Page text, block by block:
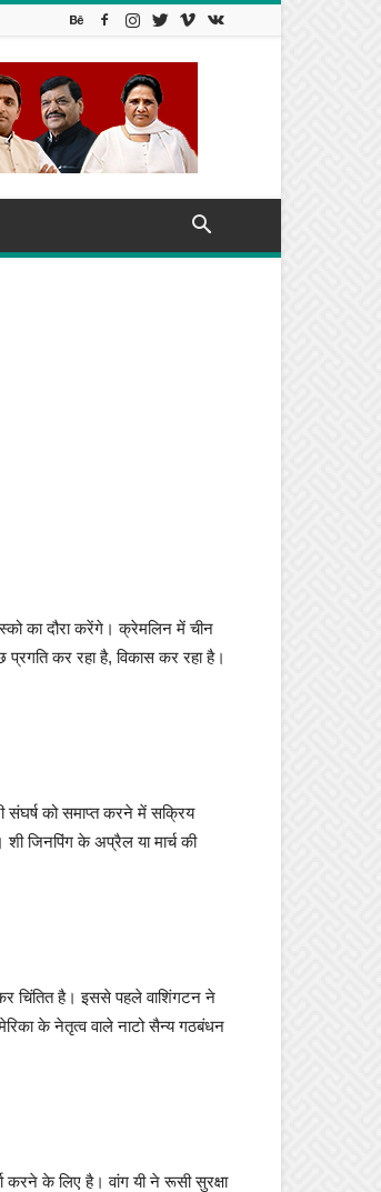
का दौरा करेंगे। क्रेमलिन में चीन
प्रगति कर रहा है, विकास कर रहा है।
संघर्ष को समाप्त करने में सक्रिय
शी जिनपिंग के अप्रैल या मार्च की
चिंतित है। इससे पहले वाशिंगटन ने
के नेतृत्व वाले नाटो सैन्य गठबंधन
करने के लिए है। वांग यी ने रूसी सुरक्षा